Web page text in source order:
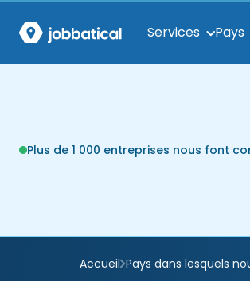
Services Pays
Plus de 1 000 entreprises nous font
Accueil Pays dans lesquels